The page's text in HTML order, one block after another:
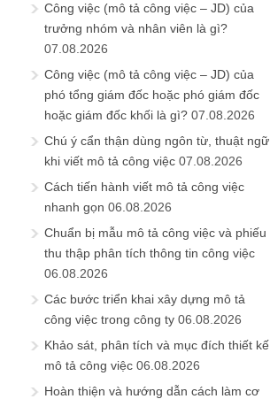
Công việc (mô tả công việc – JD) của
trưởng nhóm và nhân viên là gì?
07.08.2026
Công việc (mô tả công việc – JD) của
phó tổng giám đốc hoặc phó giám đốc
hoặc giám đốc khối là gì? 07.08.2026
Chú ý cẩn thận dùng ngôn từ, thuật ngữ
khi viết mô tả công việc 07.08.2026
Cách tiến hành viết mô tả công việc
nhanh gọn 06.08.2026
Chuẩn bị mẫu mô tả công việc và phiếu
thu thập phân tích thông tin công việc
06.08.2026
Các bước triển khai xây dựng mô tả
công việc trong công ty 06.08.2026
Khảo sát, phân tích và mục đích thiết kế
mô tả công việc 06.08.2026
Hoàn thiện và hướng dẫn cách làm cơ